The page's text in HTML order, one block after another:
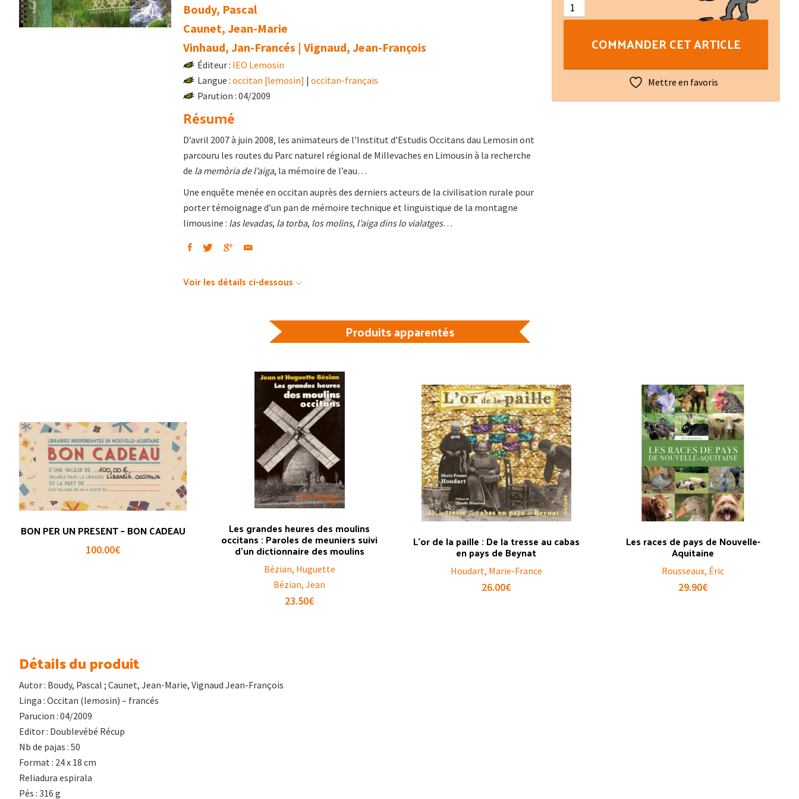
Boudy, Pascal
Caunet, Jean-Marie
Vinhaud, Jan-Francés | Vignaud, Jean-François
Éditeur : IEO Lemosin
Langue : occitan [lemosin] | occitan-français
Parution : 04/2009
Résumé
D’avril 2007 à juin 2008, les animateurs de l’Institut d’Estudis Occitans dau Lemosin ont
parcouru les routes du Parc naturel régional de Millevaches en Limousin à la recherche
de la memòria de l’aiga, la mémoire de l’eau…
Une enquête menée en occitan auprès des derniers acteurs de la civilisation rurale pour
porter témoignage d’un pan de mémoire technique et linguistique de la montagne
limousine : las levadas, la torba, los molins, l’aiga dins lo vialatges…
Voir les détails ci-dessous
de
ethnolinguistique
COMMANDER CET ARTICLE
Mettre en favoris
Produits apparentés
BON PER UN PRESENT – BON CADEAU
100.00€
Les grandes heures des moulins
occitans : Paroles de meuniers suivi
d’un dictionnaire des moulins
Bézian, Huguette
Bézian, Jean
23.50€
L’or de la paille : De la tresse au cabas
en pays de Beynat
Houdart, Marie-France
26.00€
Les races de pays de Nouvelle-
Aquitaine
Rousseaux, Éric
29.90€
Détails du produit
Autor : Boudy, Pascal ; Caunet, Jean-Marie, Vignaud Jean-François
Linga : Occitan (lemosin) – francés
Parucion : 04/2009
Editor : Doublevébé Récup
Nb de pajas : 50
Format : 24 x 18 cm
Reliadura espirala
Pés : 316 g